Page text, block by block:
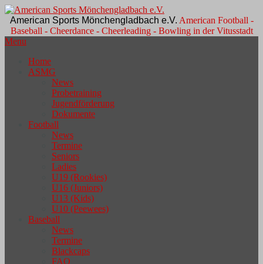
American Sports Mönchengladbach e.V. American Football -
Baseball - Cheerdance - Cheerleading - Bowling in der Vitusstadt
Menu
Home
ASMG
News
Probetraining
Jugendförderung
Dokumente
Football
News
Termine
Seniors
Ladies
U19 (Rookies)
U16 (Juniors)
U13 (Kids)
U10 (Peewees)
Baseball
News
Termine
Blackcaps
FAQ